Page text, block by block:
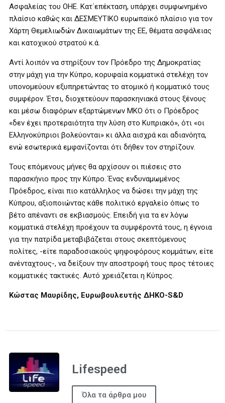
Ασφαλείας του ΟΗΕ. Κατ΄επέκταση, υπάρχει συμφωνημένο
πλαίσιο καθώς και ΔΕΣΜΕΥΤΙΚΟ ευρωπαϊκό πλαίσιο για τον
Χάρτη Θεμελιωδών Δικαιωμάτων της ΕΕ, θέματα ασφάλειας
και κατοχικού στρατού κ.ά.
Αντί λοιπόν να στηρίξουν τον Πρόεδρο της Δημοκρατίας
στην μάχη για την Κύπρο, κορυφαία κομματικά στελέχη τον
υπονομεύουν εξυπηρετώντας το ατομικό ή κομματικό τους
συμφέρον. Έτσι, διοχετεύουν παρασκηνιακά στους ξένους
και μέσω διαφόρων εξαρτώμενων ΜΚΟ ότι ο Πρόεδρος
«δεν έχει προτεραιότητα την λύση στο Κυπριακό», ότι «οι
Ελληνοκύπριοι βολεύονται» κι άλλα αισχρά και αδιανόητα,
ενώ εσωτερικά εμφανίζονται ότι δήθεν τον στηρίζουν.
Τους επόμενους μήνες θα αρχίσουν οι πιέσεις στο
παρασκήνιο προς την Κύπρο. Ένας ενδυναμωμένος
Πρόεδρος, είναι πιο κατάλληλος να δώσει την μάχη της
Κύπρου, αξιοποιώντας κάθε πολιτικό εργαλείο όπως το
βέτο απέναντι σε εκβιασμούς. Επειδή για τα εν λόγω
κομματικά στελέχη προέχουν τα συμφέροντά τους, η έγνοια
για την πατρίδα μεταβιβάζεται στους σκεπτόμενους
πολίτες, -είτε παραδοσιακούς ψηφοφόρους κομμάτων, είτε
ανένταχτους-, να δείξουν την αποστροφή τους προς τέτοιες
κομματικές τακτικές. Αυτό χρειάζεται η Κύπρος.
Κώστας Μαυρίδης, Ευρωβουλευτής ΔΗΚΟ-S&D
Lifespeed
Όλα τα άρθρα μου